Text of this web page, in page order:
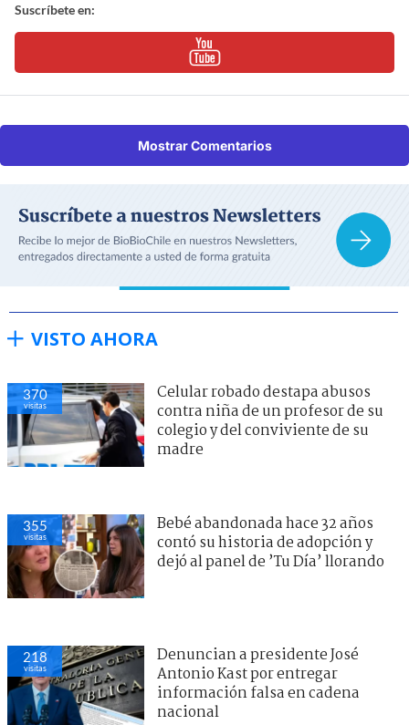
Suscríbete en:
Mostrar Comentarios
VISTO AHORA
370
visitas
Celular robado destapa abusos
contra niña de un profesor de su
colegio y del conviviente de su
madre
355
visitas
Bebé abandonada hace 32 años
contó su historia de adopción y
dejó al panel de ’Tu Día’ llorando
218
visitas
Denuncian a presidente José
Antonio Kast por entregar
información falsa en cadena
nacional